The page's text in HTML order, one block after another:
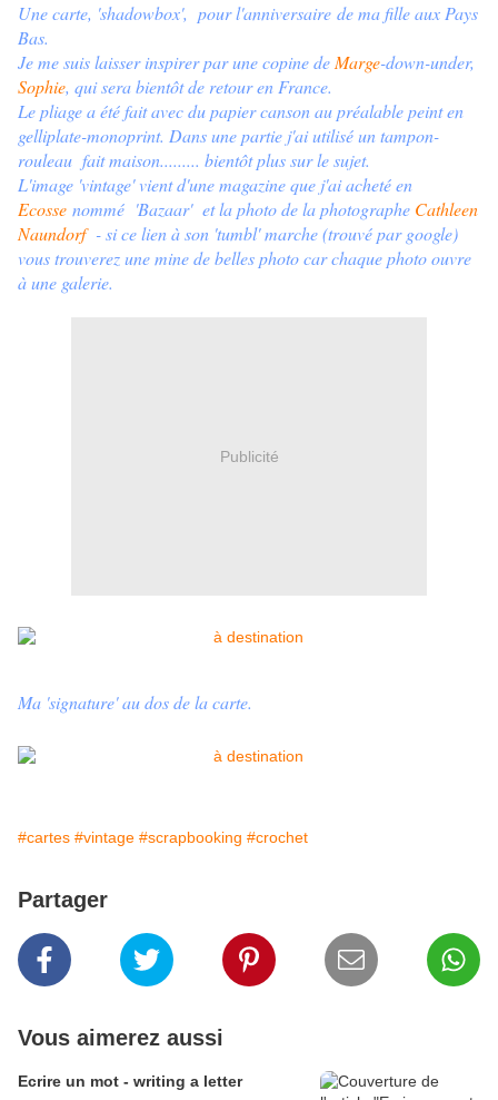
Une carte, 'shadowbox', pour l'anniversaire de ma fille aux Pays
Bas.
Je me suis laisser inspirer par une copine de Marge-down-under,
Sophie, qui sera bientôt de retour en France.
Le pliage a été fait avec du papier canson au préalable peint en
gelliplate-monoprint. Dans une partie j'ai utilisé un tampon-
rouleau fait maison......... bientôt plus sur le sujet.
L'image 'vintage' vient d'une magazine que j'ai acheté en
Ecosse nommé 'Bazaar' et la photo de la photographe Cathleen
Naundorf- si ce lien à son 'tumbl' marche (trouvé par google)
vous trouverez une mine de belles photo car chaque photo ouvre
à une galerie.
Publicité
Ma 'signature' au dos de la carte.
#cartes #vintage #scrapbooking #crochet
Partager
Vous aimerez aussi
Ecrire un mot - writing a letter